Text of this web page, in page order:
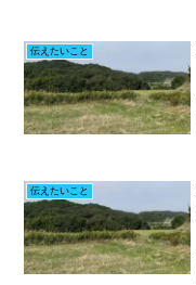
伝えたいこと
伝えたいこと